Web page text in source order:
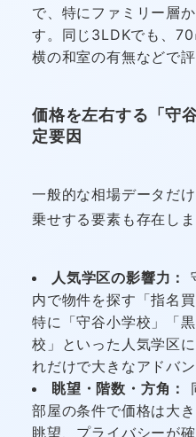
で、特にファミリー層
す。同じ3LDKでも、
横の和室の有無などで
価格を左右する「守
定要因
一般的な相場データだ
乗せする要素も存在しま
人気学区の影響力：
内で物件を探す「指名
特に「守谷小学校」「
校」といった人気学区
れだけで大きなアドバ
眺望・階数・方角：
部屋の条件で価格は大
眺望、プライバシーが